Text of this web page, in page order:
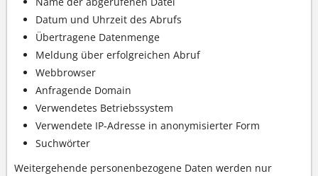
Datum und Uhrzeit des Abrufs
Übertragene Datenmenge
Meldung über erfolgreichen Abruf
Webbrowser
Anfragende Domain
Verwendetes Betriebssystem
Verwendete IP-Adresse in anonymisierter Form
Suchwörter
Weitergehende personenbezogene Daten werden nur